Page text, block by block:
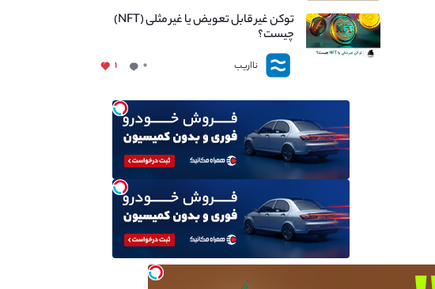
توکن غیر قابل تعویض یا غیر مثلی (NFT)
چیست؟
نااریب ۰ ۱